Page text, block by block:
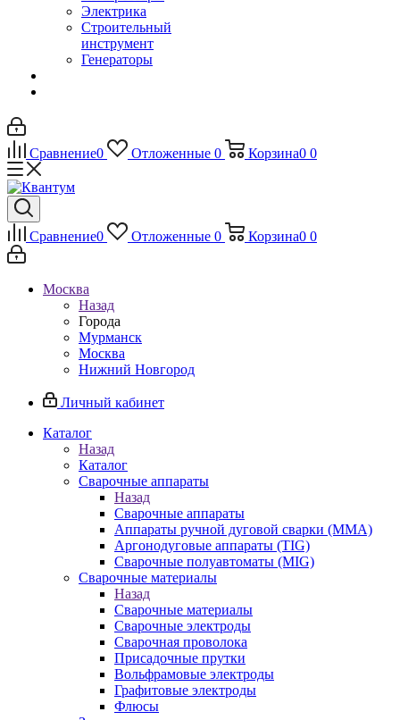
Электрика
Строительный
инструмент
Генераторы
Сравнение0 Отложенные 0 Корзина0 0
Сравнение0 Отложенные 0 Корзина0 0
Москва
Назад
Города
Мурманск
Москва
Нижний Новгород
Личный кабинет
Каталог
Назад
Каталог
Сварочные аппараты
Назад
Сварочные аппараты
Аппараты ручной дуговой сварки (MMA)
Аргонодуговые аппараты (TIG)
Сварочные полуавтоматы (MIG)
Сварочные материалы
Назад
Сварочные материалы
Сварочные электроды
Сварочная проволока
Присадочные прутки
Вольфрамовые электроды
Графитовые электроды
Флюсы